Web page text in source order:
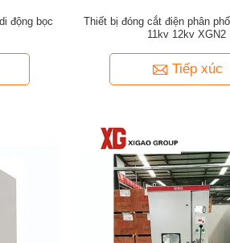
động bọc
Thiết bị đóng cắt điện phân
11kv 12kv XGN2
Tiếp xúc